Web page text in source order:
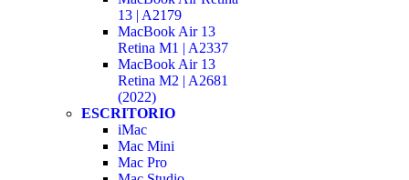
13 | A2179
MacBook Air 13
Retina M1 | A2337
MacBook Air 13
Retina M2 | A2681
(2022)
ESCRITORIO
iMac
Mac Mini
Mac Pro